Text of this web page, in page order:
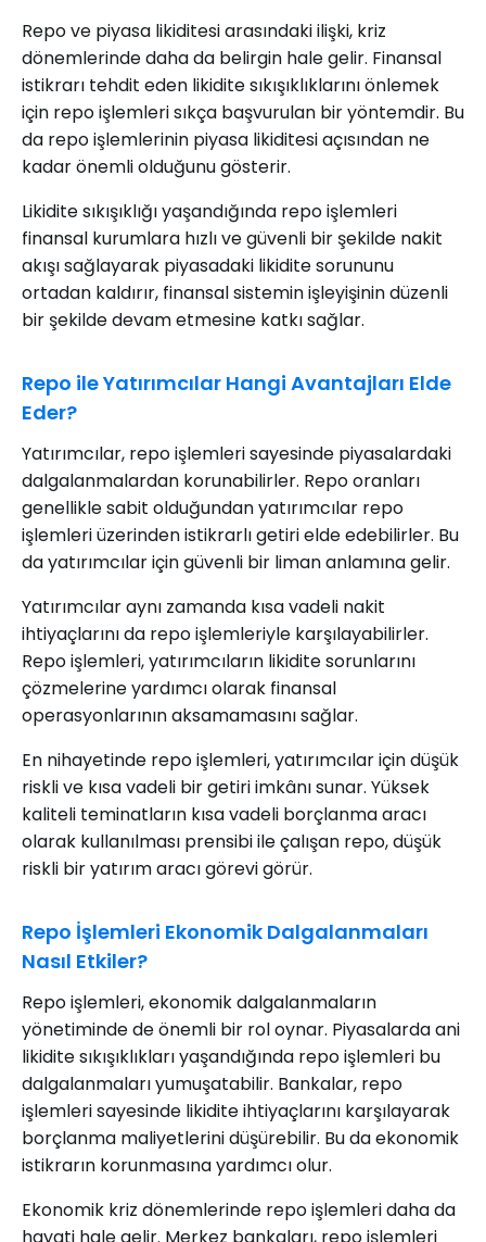
Repo ve piyasa likiditesi arasındaki ilişki, kriz
dönemlerinde daha da belirgin hale gelir. Finansal
istikrarı tehdit eden likidite sıkışıklıklarını önlemek
için repo işlemleri sıkça başvurulan bir yöntemdir. Bu
da repo işlemlerinin piyasa likiditesi açısından ne
kadar önemli olduğunu gösterir.
Likidite sıkışıklığı yaşandığında repo işlemleri
finansal kurumlara hızlı ve güvenli bir şekilde nakit
akışı sağlayarak piyasadaki likidite sorununu
ortadan kaldırır, finansal sistemin işleyişinin düzenli
bir şekilde devam etmesine katkı sağlar.
Repo ile Yatırımcılar Hangi Avantajları Elde
Eder?
Yatırımcılar, repo işlemleri sayesinde piyasalardaki
dalgalanmalardan korunabilirler. Repo oranları
genellikle sabit olduğundan yatırımcılar repo
işlemleri üzerinden istikrarlı getiri elde edebilirler. Bu
da yatırımcılar için güvenli bir liman anlamına gelir.
Yatırımcılar aynı zamanda kısa vadeli nakit
ihtiyaçlarını da repo işlemleriyle karşılayabilirler.
Repo işlemleri, yatırımcıların likidite sorunlarını
çözmelerine yardımcı olarak finansal
operasyonlarının aksamamasını sağlar.
En nihayetinde repo işlemleri, yatırımcılar için düşük
riskli ve kısa vadeli bir getiri imkânı sunar. Yüksek
kaliteli teminatların kısa vadeli borçlanma aracı
olarak kullanılması prensibi ile çalışan repo, düşük
riskli bir yatırım aracı görevi görür.
Repo İşlemleri Ekonomik Dalgalanmaları
Nasıl Etkiler?
Repo işlemleri, ekonomik dalgalanmaların
yönetiminde de önemli bir rol oynar. Piyasalarda ani
likidite sıkışıklıkları yaşandığında repo işlemleri bu
dalgalanmaları yumuşatabilir. Bankalar, repo
işlemleri sayesinde likidite ihtiyaçlarını karşılayarak
borçlanma maliyetlerini düşürebilir. Bu da ekonomik
istikrarın korunmasına yardımcı olur.
Ekonomik kriz dönemlerinde repo işlemleri daha da
hayati hale gelir. Merkez bankaları, repo işlemleri